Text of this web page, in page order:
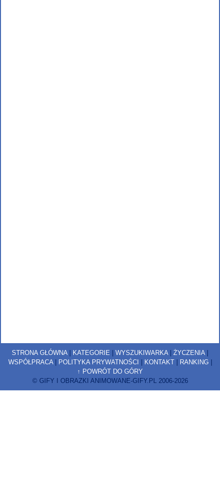
STRONA GŁÓWNA| KATEGORIE WYSZUKIWARKA| ŻYCZENIA|
WSPÓŁPRACA| POLITYKA PRYWATNOŚCI KONTAKT| RANKING|
↑ POWRÓT DO GÓRY
© GIFY I OBRAZKI ANIMOWANE-GIFY.PL 2006-2026